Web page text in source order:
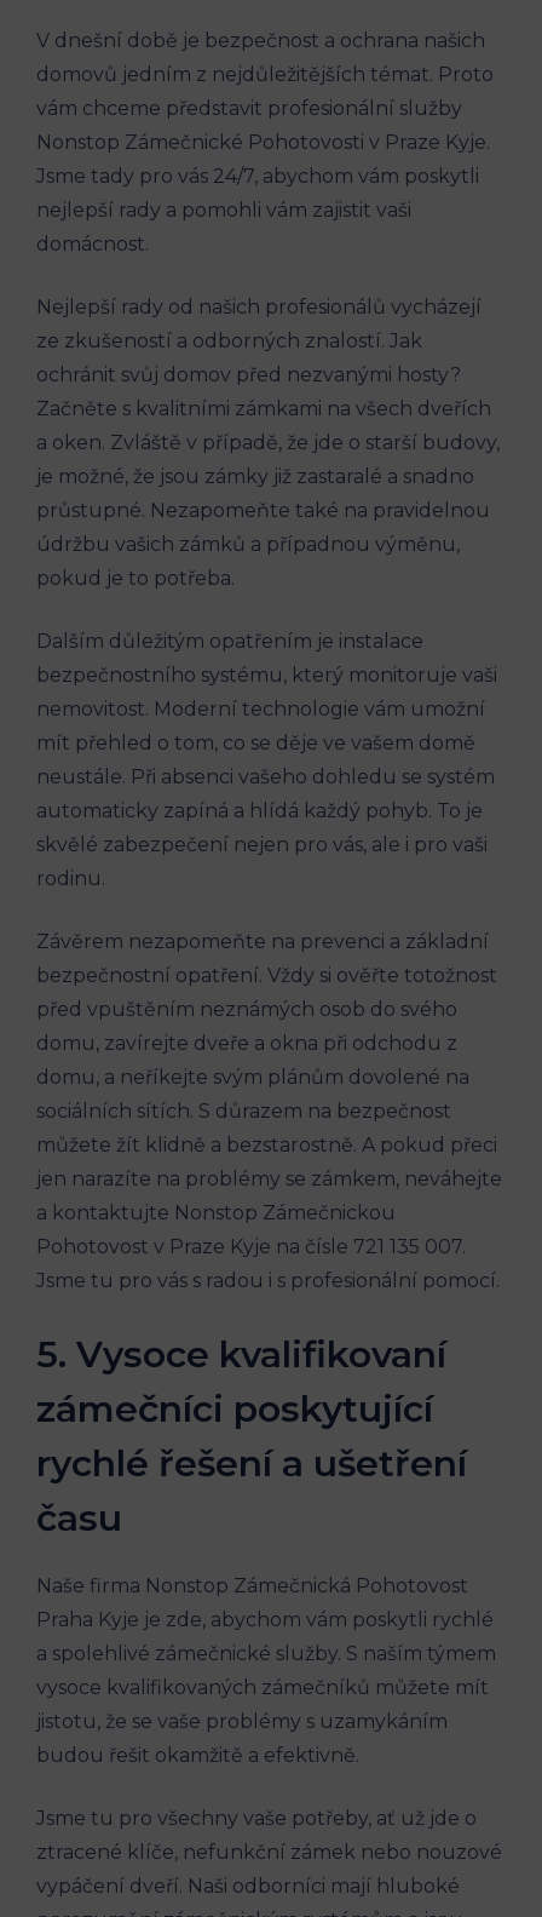
V dnešní době je bezpečnost a ochrana našich
domovů jedním z nejdůležitějších témat. Proto
vám chceme představit profesionální služby
Nonstop Zámečnické Pohotovosti v Praze Kyje.
Jsme tady pro vás 24/7, abychom vám poskytli
nejlepší rady a pomohli vám zajistit vaši
domácnost.
Nejlepší rady od našich profesionálů vycházejí
ze zkušeností a odborných znalostí. Jak
ochránit svůj domov před nezvanými hosty?
Začněte s kvalitními zámkami na všech dveřích
a oken. Zvláště v případě, že jde o starší budovy,
je možné, že jsou zámky již zastaralé a snadno
průstupné. Nezapomeňte také na pravidelnou
údržbu vašich zámků a případnou výměnu,
pokud je to potřeba.
Dalším důležitým opatřením je instalace
bezpečnostního systému, který monitoruje vaši
nemovitost. Moderní technologie vám umožní
mít přehled o tom, co se děje ve vašem domě
neustále. Při absenci vašeho dohledu se systém
automaticky zapíná a hlídá každý pohyb. To je
skvělé zabezpečení nejen pro vás, ale i pro vaši
rodinu.
Závěrem nezapomeňte na prevenci a základní
bezpečnostní opatření. Vždy si ověřte totožnost
před vpuštěním neznámých osob do svého
domu, zavírejte dveře a okna při odchodu z
domu, a neříkejte svým plánům dovolené na
sociálních sítích. S důrazem na bezpečnost
můžete žít klidně a bezstarostně. A pokud přeci
jen narazíte na problémy se zámkem, neváhejte
a kontaktujte Nonstop Zámečnickou
Pohotovost v Praze Kyje na čísle 721 135 007.
Jsme tu pro vás s radou i s profesionální pomocí.
5. Vysoce kvalifikovaní
zámečníci poskytující
rychlé řešení a ušetření
času
Naše firma Nonstop Zámečnická Pohotovost
Praha Kyje je zde, abychom vám poskytli rychlé
a spolehlivé zámečnické služby. S naším týmem
vysoce kvalifikovaných zámečníků můžete mít
jistotu, že se vaše problémy s uzamykáním
budou řešit okamžitě a efektivně.
Jsme tu pro všechny vaše potřeby, ať už jde o
ztracené klíče, nefunkční zámek nebo nouzové
vypáčení dveří. Naši odborníci mají hluboké